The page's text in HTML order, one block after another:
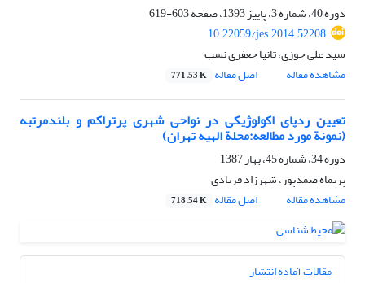
دوره 40، شماره 3، پاییز 1393، صفحه
603-619
10.22059/jes.2014.52208
سید علی جوزی، تانیا جعفری نسب
مشاهده مقاله
اصل مقاله 771.53 K
تعیین ردپای اکولوژیکی در نواحی شهری پرتراکم و بلندمرتبه
(نمونة مورد مطالعه:محلة الهیه تهران)
دوره 34، شماره 45، بهار 1387
پریماه صمدپور، شهرزاد فریادی
مشاهده مقاله
اصل مقاله 718.54 K
مقالات آماده انتشار